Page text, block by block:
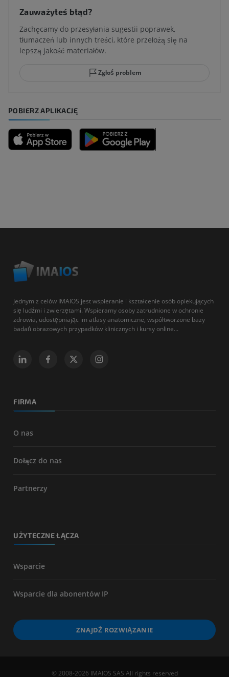
Zauważyłeś błąd?
Zachęcamy do przesyłania sugestii poprawek,
tłumaczeń lub innych treści, które przełożą się na
lepszą jakość materiałów.
Zgłoś problem
POBIERZ APLIKACJĘ
Jednym z celów IMAIOS jest wspieranie i kształcenie osób opiekujących
się ludźmi i zwierzętami. Wspieramy osoby zatrudnione w ochronie
zdrowia, udostępniając im atlasy anatomiczne, współtworzone bazy
badań obrazowych przypadków klinicznych i kursy online...
FIRMA
O nas
Dołącz do nas
Partnerzy
UŻYTECZNE ŁĄCZA
Wsparcie
Wsparcie dla abonentów IP
ZNAJDŹ ROZWIĄZANIE
© 2008-2026 IMAIOS SAS All rights reserved